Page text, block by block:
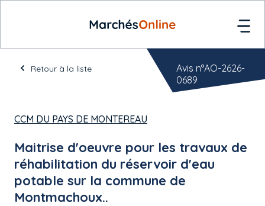
Retour à la liste
CCM DU PAYS DE MONTEREAU
Maitrise d'oeuvre pour les travaux de
réhabilitation du réservoir d'eau
potable sur la commune de
Montmachoux..
Avis n°AO-2626-
0689